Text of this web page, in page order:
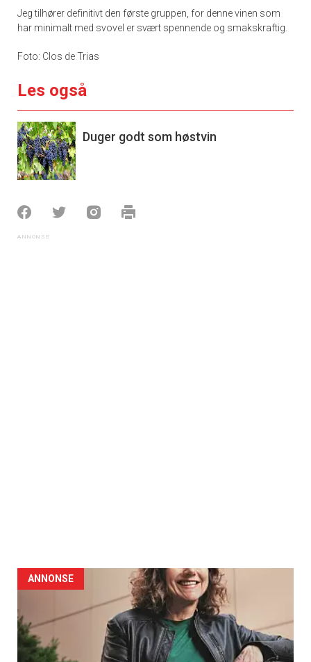
Jeg tilhører definitivt den første gruppen, for denne vinen som
har minimalt med svovel er svært spennende og smakskraftig.
Foto: Clos de Trias
Les også
Duger godt som høstvin
ANNONSE